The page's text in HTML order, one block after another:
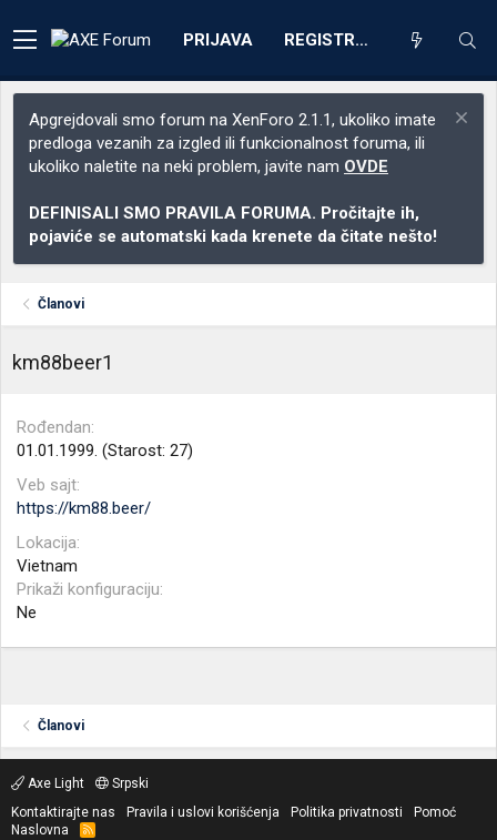
PRIJAVA REGISTRACIJA
Apgrejdovali smo forum na XenForo 2.1.1, ukoliko imate
predloga vezanih za izgled ili funkcionalnost foruma, ili
ukoliko naletite na neki problem, javite nam OVDE
DEFINISALI SMO PRAVILA FORUMA. Pročitajte ih,
pojaviće se automatski kada krenete da čitate nešto!
Članovi
km88beer1
Rođendan
01.01.1999. (Starost: 27)
Veb sajt
https://km88.beer/
Lokacija
Vietnam
Prikaži konfiguraciju
Ne
Članovi
Axe Light
Srpski
Kontaktirajte nas
Pravila i uslovi korišćenja Politika privatnosti
Pomoć
Naslovna
R